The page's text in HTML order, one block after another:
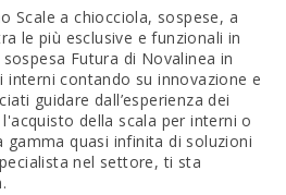
Scale a chiocciola, sospese, a
le più esclusive e funzionali in
Futura di Novalinea in
contando su innovazione e
guidare dall’esperienza dei
della scala per interni o
gamma quasi infinita di soluzioni
nel settore, ti sta